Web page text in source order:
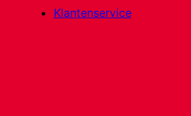
Klantenservice